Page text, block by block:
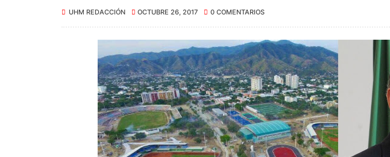
UHM REDACCIÓN OCTUBRE 26, 2017 0 COMENTARIOS